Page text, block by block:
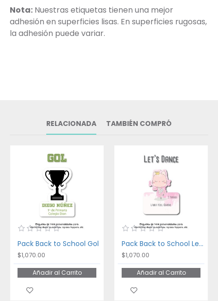
Nota: Nuestras etiquetas tienen una mejor
adhesión en superficies lisas. En superficies rugosas,
la adhesión puede variar.
RELACIONADA TAMBIÉN COMPRÓ
Pack Back to School Gol
$1,070.00
Añadir al Carrito
Pack Back to School Let's Dance
$1,070.00
Añadir al Carrito